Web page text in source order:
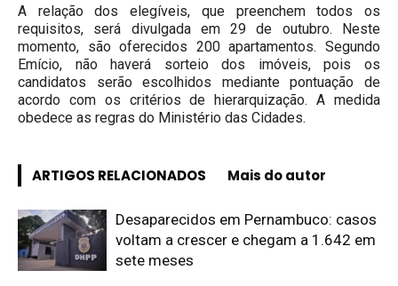
A relação dos elegíveis, que preenchem todos os
requisitos, será divulgada em 29 de outubro. Neste
momento, são oferecidos 200 apartamentos. Segundo
Emício, não haverá sorteio dos imóveis, pois os
candidatos serão escolhidos mediante pontuação de
acordo com os critérios de hierarquização. A medida
obedece as regras do Ministério das Cidades.
ARTIGOS RELACIONADOS Mais do autor
Desaparecidos em Pernambuco: casos
voltam a crescer e chegam a 1.642 em
sete meses